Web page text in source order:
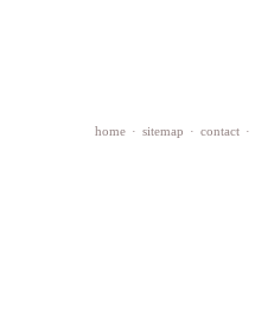
home · sitemap · contact ·